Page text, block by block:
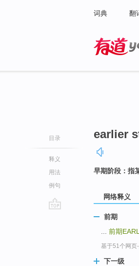
词典 翻
目录
释义
用法
例句
earlier
早期阶段：指
网络释义
前期
前期
基于51个网页-
下一级